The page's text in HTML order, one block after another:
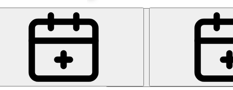
Prof. Dr. med.
Lara Diem